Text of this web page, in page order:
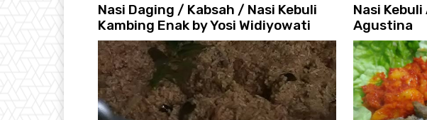
Nasi Daging / Kabsah / Nasi Kebuli
Kambing Enak by Yosi Widiyowati
Nasi
Agustina